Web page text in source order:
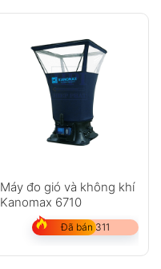
Máy đo gió và không khí
Kanomax 6710
Đã bán 311